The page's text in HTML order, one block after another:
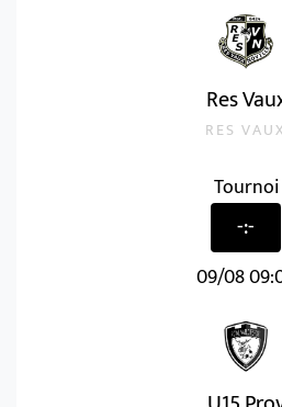
Res
RES VAUX
Tournoi
-:-
09/08